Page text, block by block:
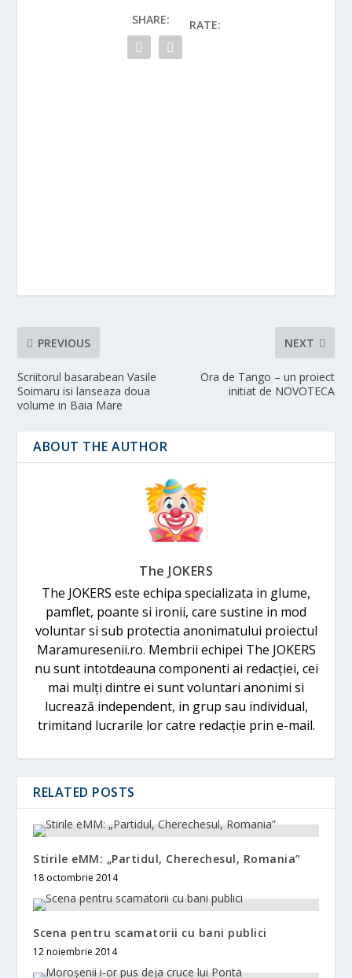
SHARE: RATE:
PREVIOUS
Scriitorul basarabean Vasile
Soimaru isi lanseaza doua
volume in Baia Mare
NEXT
Ora de Tango – un proiect
initiat de NOVOTECA
ABOUT THE AUTHOR
The JOKERS
The JOKERS este echipa specializata in glume,
pamflet, poante si ironii, care sustine in mod
voluntar si sub protectia anonimatului proiectul
Maramuresenii.ro. Membrii echipei The JOKERS
nu sunt intotdeauna componenti ai redacției, cei
mai mulți dintre ei sunt voluntari anonimi si
lucrează independent, in grup sau individual,
trimitand lucrarile lor catre redacție prin e-mail.
RELATED POSTS
Stirile eMM: „Partidul, Cherechesul, Romania”
18 octombrie 2014
Scena pentru scamatorii cu bani publici
12 noiembrie 2014